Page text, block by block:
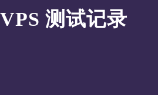
测试记录